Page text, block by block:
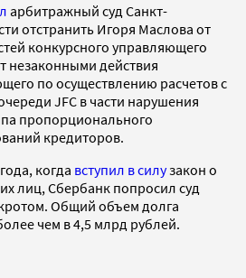
арбитражный суд Санкт-
отстранить Игоря Маслова от
конкурсного управляющего
незаконными действия
по осуществлению расчетов с
JFC в части нарушения
пропорционального
кредиторов.
когда вступил в силузакон о
лиц, Сбербанк попросил суд
Общий объем долга
чем в 4,5 млрд рублей.